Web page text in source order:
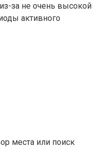
за не очень высокой
активного
места или поиск